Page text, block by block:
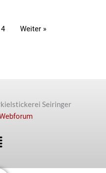
4 Weiter »
Seiringer